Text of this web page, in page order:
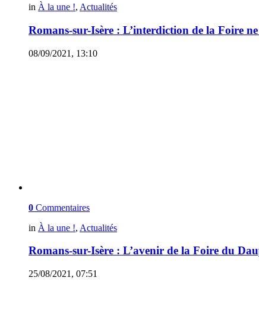
in À la une !, Actualités
Romans-sur-Isère : L’interdiction de la Foire
08/09/2021, 13:10
0 Commentaires
in À la une !, Actualités
Romans-sur-Isère : L’avenir de la Foire du
25/08/2021, 07:51